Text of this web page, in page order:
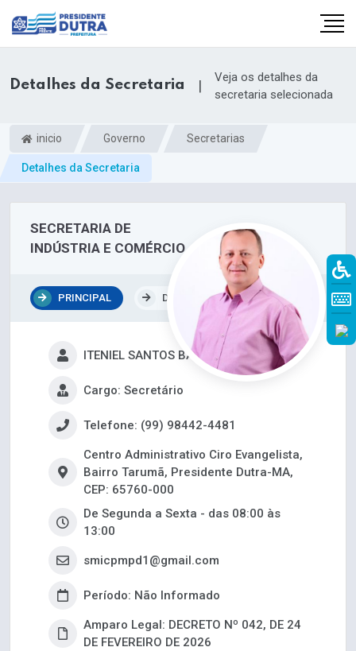
Detalhes da Secretaria |
Veja os detalhes da
secretaria selecionada
inicio Governo Secretarias
Detalhes da Secretaria
SECRETARIA DE
INDÚSTRIA E COMÉRCIO
PRINCIPAL DEPARTAMENTOS
ITENIEL SANTOS BATISTA
Cargo: Secretário
Telefone: (99) 98442-4481
Centro Administrativo Ciro Evangelista,
Bairro Tarumã, Presidente Dutra-MA,
CEP: 65760-000
De Segunda a Sexta - das 08:00 às
13:00
smicpmpd1@gmail.com
Período: Não Informado
Amparo Legal: DECRETO Nº 042, DE 24
DE FEVEREIRO DE 2026